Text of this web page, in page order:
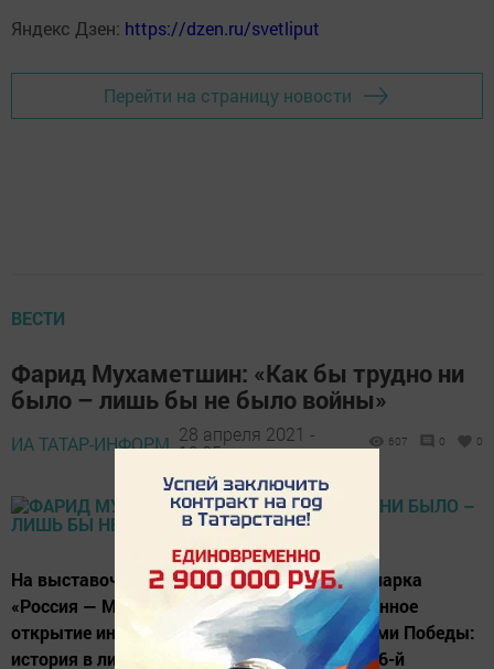
Яндекс Дзен: https://dzen.ru/svetliput
Перейти на страницу новости
ВЕСТИ
Фарид Мухаметшин: «Как бы трудно ни
было – лишь бы не было войны»
ИА ТАТАР-ИНФОРМ, 28 апреля 2021 -
19:05
607 0 0
На выставочной площадке Исторического парка
«Россия — Моя история» прошло торжественное
открытие интерактивной экспозиции «Путями Победы:
история в лицах». Выставка приурочена к 76-й